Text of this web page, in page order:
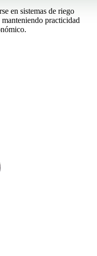
en sistemas de riego
practicidad